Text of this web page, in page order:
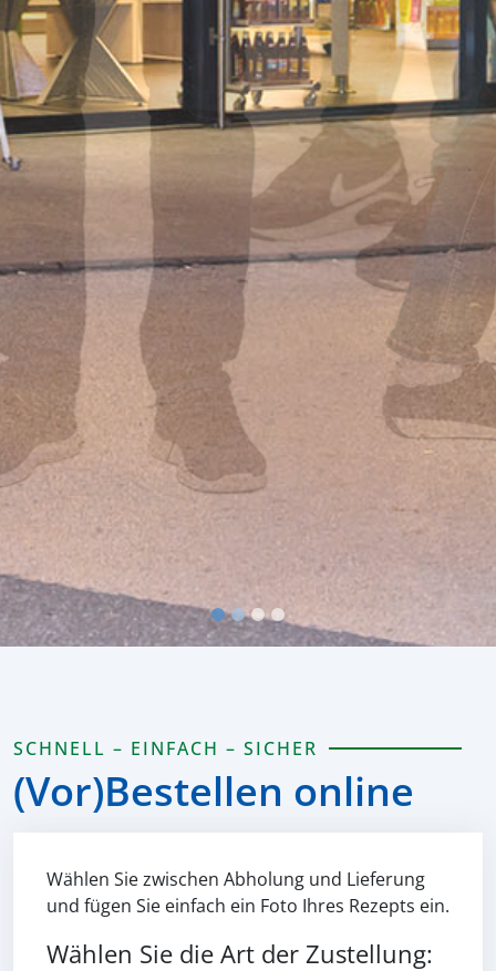
SCHNELL – EINFACH – SICHER
(Vor⁠)​Bestellen online
Wählen Sie zwischen Abholung und Lieferung
und fügen Sie einfach ein Foto Ihres Rezepts ein.
Wählen Sie die Art der Zustellung: